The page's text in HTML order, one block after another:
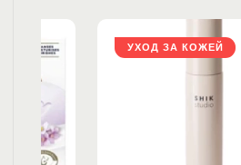
з
а
п
УХОД ЗА КОЖЕЙ